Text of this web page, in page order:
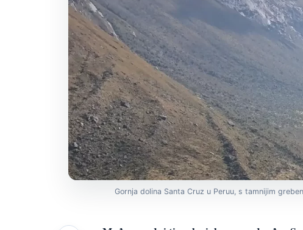
Gornja dolina Santa Cruz u Peruu, s tamnijim